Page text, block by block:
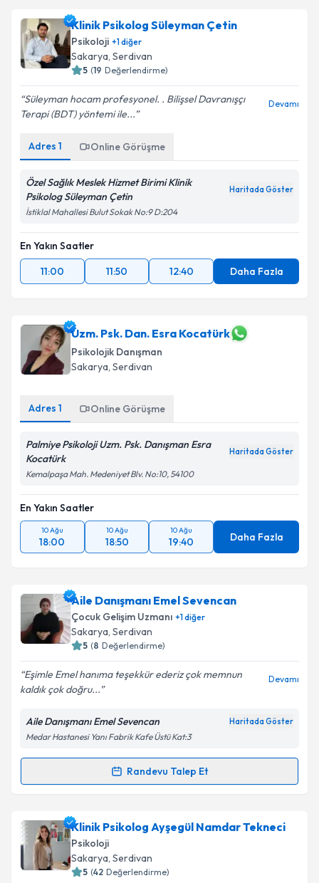
Klinik Psikolog Süleyman Çetin
Psikoloji +1diğer
Sakarya, Serdivan
5 (19 Değerlendirme)
Süleyman hocam profesyonel. . Bilişsel Davranışçı
Terapi (BDT) yöntemi ile...
Devamı
Adres 1 Online Görüşme
Özel Sağlık Meslek Hizmet Birimi Klinik
Psikolog Süleyman Çetin
Haritada Göster
İstiklal Mahallesi Bulut Sokak No:9 D:204
En Yakın Saatler
11:00
11:50 12:40 Daha Fazla
Uzm. Psk. Dan. Esra Kocatürk
Psikolojik Danışman
Sakarya, Serdivan
Adres 1 Online Görüşme
Palmiye Psikoloji Uzm. Psk. Danışman Esra
Kocatürk
Haritada Göster
Kemalpaşa Mah. Medeniyet Blv. No:10, 54100
En Yakın Saatler
10 Ağu
18:00
10 Ağu
18:50
10 Ağu
19:40 Daha Fazla
Aile Danışmanı Emel Sevencan
Çocuk Gelişim Uzmanı +1diğer
Sakarya, Serdivan
5 (8 Değerlendirme)
Eşimle Emel hanıma teşekkür ederiz çok memnun
kaldık çok doğru...
Devamı
Aile Danışmanı Emel Sevencan Haritada Göster
Medar Hastanesi Yanı Fabrik Kafe Üstü Kat:3
Randevu Talep Et
Randevu Takvimi Talebi
Aile Danışmanı Emel Sevencaniçin randevu
takvimi talebi oluşturun. Size bu uzmandan randevu
almanız için bir takvim hazırlandığında e-posta ile
bilgilendireceğiz.
Klinik Psikolog Ayşegül Namdar Tekneci
Psikoloji
Sakarya, Serdivan
5 (42 Değerlendirme)